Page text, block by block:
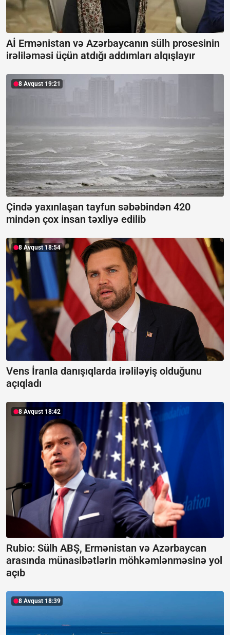
Aİ Ermənistan və Azərbaycanın sülh prosesinin
irəliləməsi üçün atdığı addımları alqışlayır
8 Avqust 19:21
Çində yaxınlaşan tayfun səbəbindən 420
mindən çox insan təxliyə edilib
8 Avqust 18:54
Vens İranla danışıqlarda irəliləyiş olduğunu
açıqladı
8 Avqust 18:42
Rubio: Sülh ABŞ, Ermənistan və Azərbaycan
arasında münasibətlərin möhkəmlənməsinə yol
açıb
8 Avqust 18:39